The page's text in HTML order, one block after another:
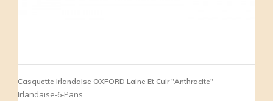
Casquette Irlandaise OXFORD Laine Et Cuir "Anthracite"
Irlandaise-6-Pans